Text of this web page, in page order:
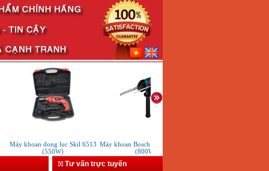
Máy khoan dong luc Skil 6513
(550W)
Máy khoan Bosch GBH3-28DRE
(800W)
Tư vấn trực tuyến